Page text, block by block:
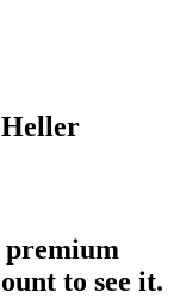
premium
to see it.